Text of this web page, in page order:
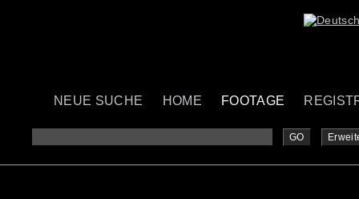
NEUE SUCHE HOME FOOTAGE
GO